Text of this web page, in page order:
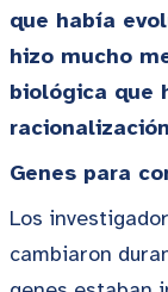
que había
hizo mucho
biológica que
Genes para
Los
cambiaron